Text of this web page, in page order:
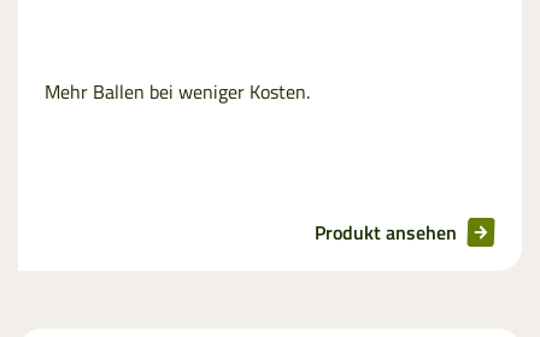
Mehr Ballen bei weniger Kosten.
Produkt ansehen